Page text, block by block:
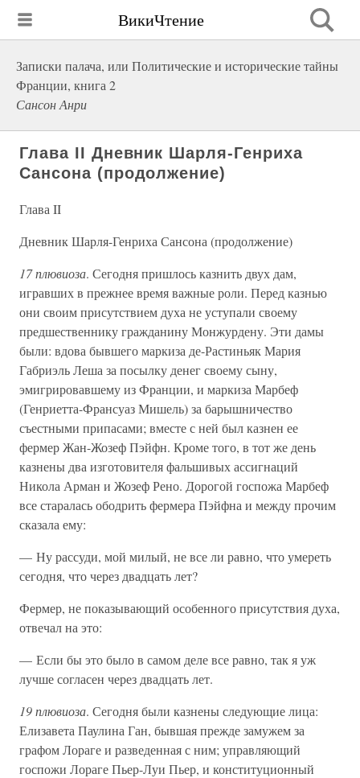
ВикиЧтение
Записки палача, или Политические и исторические тайны
Франции, книга 2
Сансон Анри
Глава II Дневник Шарля-Генриха
Сансона (продолжение)
Глава II
Дневник Шарля-Генриха Сансона (продолжение)
17 плювиоза. Сегодня пришлось казнить двух дам,
игравших в прежнее время важные роли. Перед казнью
они своим присутствием духа не уступали своему
предшественнику гражданину Монжурдену. Эти дамы
были: вдова бывшего маркиза де-Растиньяк Мария
Габриэль Леша за посылку денег своему сыну,
эмигрировавшему из Франции, и маркиза Марбеф
(Генриетта-Франсуаз Мишель) за барышничество
съестными припасами; вместе с ней был казнен ее
фермер Жан-Жозеф Пэйфн. Кроме того, в тот же день
казнены два изготовителя фальшивых ассигнаций
Никола Арман и Жозеф Рено. Дорогой госпожа Марбеф
все старалась ободрить фермера Пэйфна и между прочим
сказала ему:
— Ну рассуди, мой милый, не все ли равно, что умереть
сегодня, что через двадцать лет?
Фермер, не показывающий особенного присутствия духа,
отвечал на это:
— Если бы это было в самом деле все равно, так я уж
лучше согласен через двадцать лет.
19 плювиоза. Сегодня были казнены следующие лица:
Елизавета Паулина Ган, бывшая прежде замужем за
графом Лораге и разведенная с ним; управляющий
госпожи Лораге Пьер-Луи Пьер, и конституционный